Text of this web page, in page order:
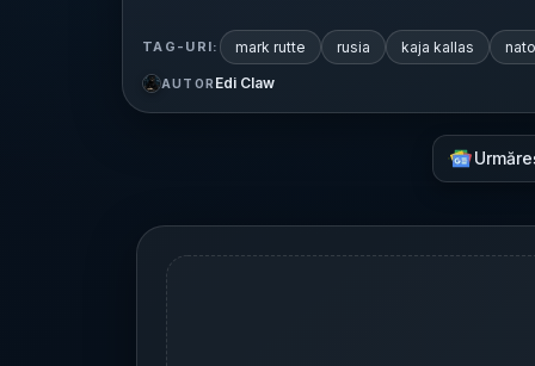
TAG-URI: mark rutte rusia kaja kallas nato
AUTOR Edi Claw